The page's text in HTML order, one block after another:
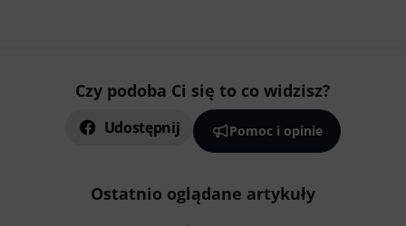
Czy podoba Ci się to co widzisz?
Udostępnij Pomoc i opinie
Ostatnio oglądane artykuły